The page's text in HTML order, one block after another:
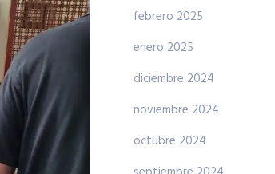
febrero 2025
enero 2025
diciembre 2024
noviembre 2024
octubre 2024